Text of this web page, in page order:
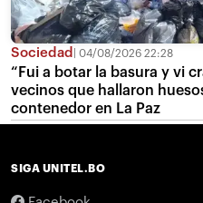
Sociedad 04/08/2026 22:28
“Fui a botar la basura y vi
vecinos que hallaron
contenedor en La Paz
SIGA UNITEL.BO